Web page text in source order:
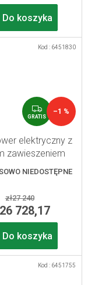
Do koszyka
G
R
A
T
I
S
GRATIS
–1 %
elektryczny z
zawieszeniem
Adventr 11 ABS
acacia XL
NIEDOSTĘPNE
zł27 240
728,17
Do koszyka
Kod : 6451830
Kod : 6451755